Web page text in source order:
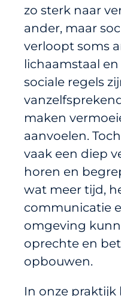
zo sterk naar
ander, maar
verloopt soms
lichaamstaal
sociale regels
maken
aanvoelen.
vaak een diep
horen en
wat meer tijd,
communicatie
omgeving
oprechte en
opbouwen.
In onze praktijk